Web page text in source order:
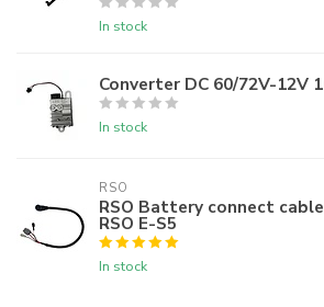
In stock
Converter DC 60/72V-12V
In stock
RSO
RSO Battery connect cable
RSO E-S5
In stock